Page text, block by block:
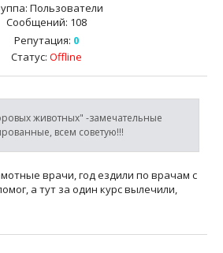
Пользователи
Сообщений: 108
Репутация: 0
Статус: Offline
животных" -замечательные
всем советую!!!
врачи, год ездили по врачам с
а тут за один курс вылечили,